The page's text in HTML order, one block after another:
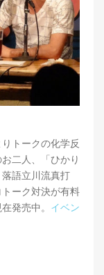
トークの化学反
二人、「ひかり
語立川流真打
ーク対決が有料
発売中。 イベン